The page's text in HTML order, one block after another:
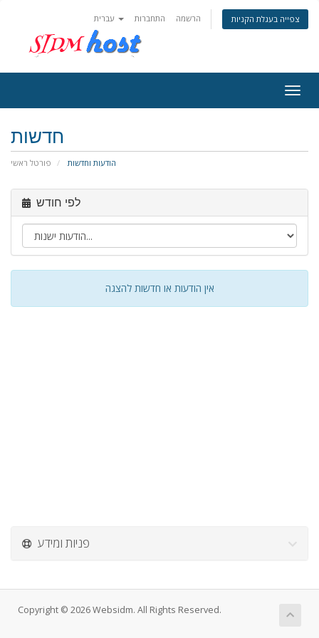
התחברות הרשמה צפייה בעגלת הקניות
חדשות
פורטל ראשי הודעות וחדשות
לפי חודש
אין הודעות או חדשות להצגה
פניות ומידע
Copyright © 2026 Websidm. All Rights Reserved.